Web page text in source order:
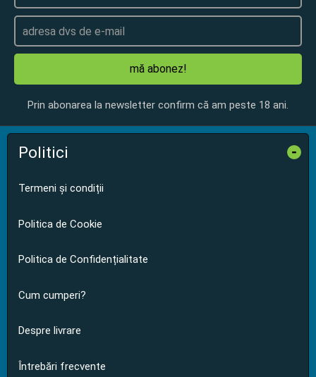
mă abonez!
Prin abonarea la newsletter confirm că am peste 18 ani.
Politici -
Termeni și condiții
Politica de Cookie
Politica de Confidențialitate
Cum cumperi?
Despre livrare
Întrebări frecvente